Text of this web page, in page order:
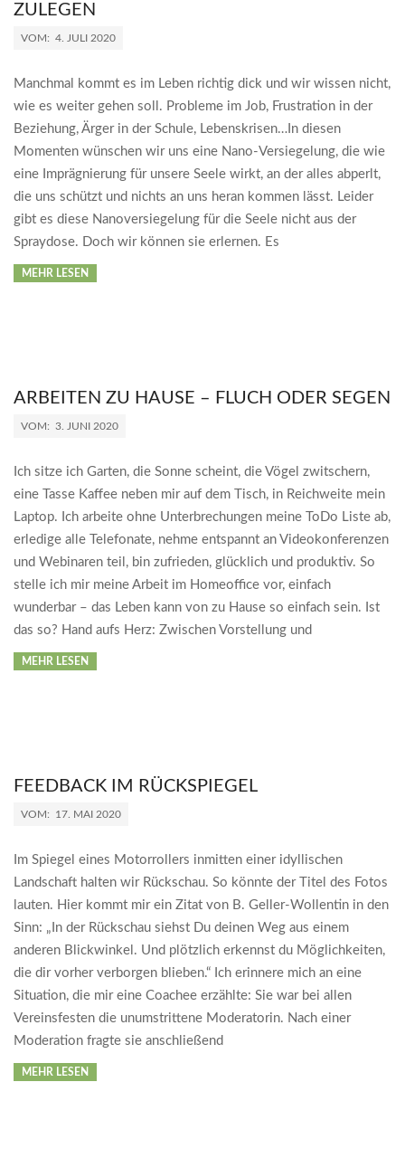
ZULEGEN
2020-
04
VOM: 4. JULI 2020
Manchmal kommt es im Leben richtig dick und wir wissen nicht,
wie es weiter gehen soll. Probleme im Job, Frustration in der
Beziehung, Ärger in der Schule, Lebenskrisen…In diesen
Momenten wünschen wir uns eine Nano-Versiegelung, die wie
eine Imprägnierung für unsere Seele wirkt, an der alles abperlt,
die uns schützt und nichts an uns heran kommen lässt. Leider
gibt es diese Nanoversiegelung für die Seele nicht aus der
Spraydose. Doch wir können sie erlernen. Es
MEHR LESEN
ARBEITEN ZU HAUSE – FLUCH ODER SEGEN
2020-
03
VOM: 3. JUNI 2020
Ich sitze ich Garten, die Sonne scheint, die Vögel zwitschern,
eine Tasse Kaffee neben mir auf dem Tisch, in Reichweite mein
Laptop. Ich arbeite ohne Unterbrechungen meine ToDo Liste ab,
erledige alle Telefonate, nehme entspannt an Videokonferenzen
und Webinaren teil, bin zufrieden, glücklich und produktiv. So
stelle ich mir meine Arbeit im Homeoffice vor, einfach
wunderbar – das Leben kann von zu Hause so einfach sein. Ist
das so? Hand aufs Herz: Zwischen Vorstellung und
MEHR LESEN
FEEDBACK IM RÜCKSPIEGEL
2020-
17
VOM: 17. MAI 2020
Im Spiegel eines Motorrollers inmitten einer idyllischen
Landschaft halten wir Rückschau. So könnte der Titel des Fotos
lauten. Hier kommt mir ein Zitat von B. Geller-Wollentin in den
Sinn: „In der Rückschau siehst Du deinen Weg aus einem
anderen Blickwinkel. Und plötzlich erkennst du Möglichkeiten,
die dir vorher verborgen blieben.“ Ich erinnere mich an eine
Situation, die mir eine Coachee erzählte: Sie war bei allen
Vereinsfesten die unumstrittene Moderatorin. Nach einer
Moderation fragte sie anschließend
MEHR LESEN